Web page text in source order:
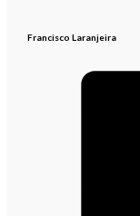
Francisco Laranjeira